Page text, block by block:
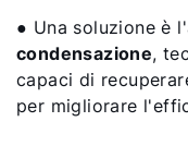
● Una soluzione è
condensazione,
capaci di
per migliorare